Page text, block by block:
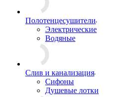
Полотенцесушители
Электрические
Водяные
Слив и канализация
Сифоны
Душевые лотки